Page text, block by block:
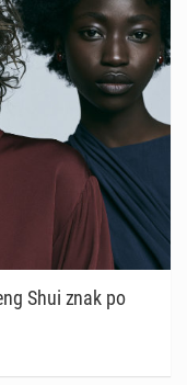
Shui znak po